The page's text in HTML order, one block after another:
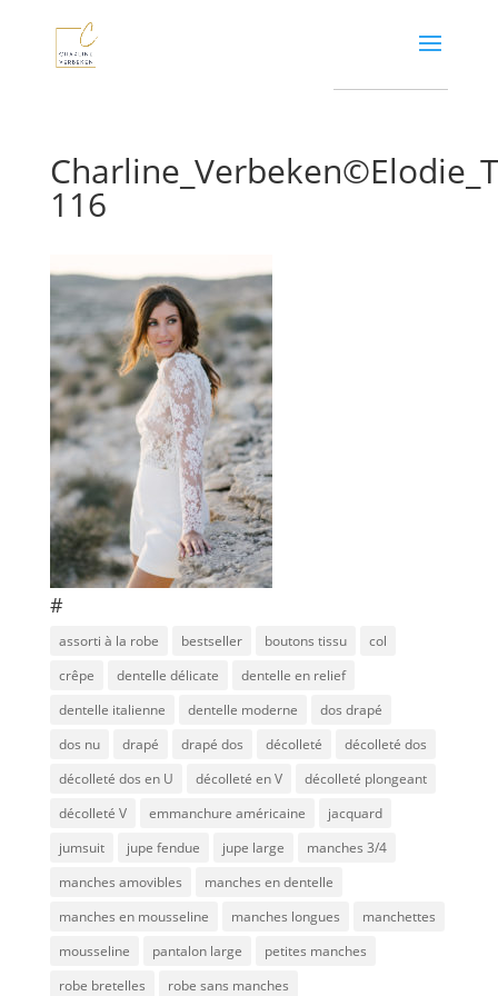
116
#
assorti à la robe bestseller boutons tissu
col
crêpe
dentelle délicate
dentelle en relief
dentelle italienne
dentelle moderne
dos drapé
dos nu
drapé drapé dos décolleté
décolleté dos
décolleté dos en U
décolleté en V
décolleté plongeant
décolleté V
emmanchure américaine
jacquard
jumsuit
jupe fendue jupe large
manches 3/4
manches amovibles
manches en dentelle
manches en mousseline
manches longues
manchettes
mousseline
pantalon large
petites manches
robe bretelles
robe sans manches